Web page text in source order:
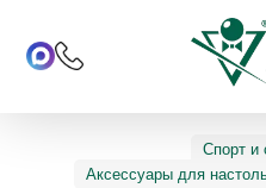
Спорт и
Аксессуары для